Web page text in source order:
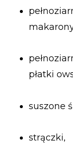
płatki
suszone
strączki,